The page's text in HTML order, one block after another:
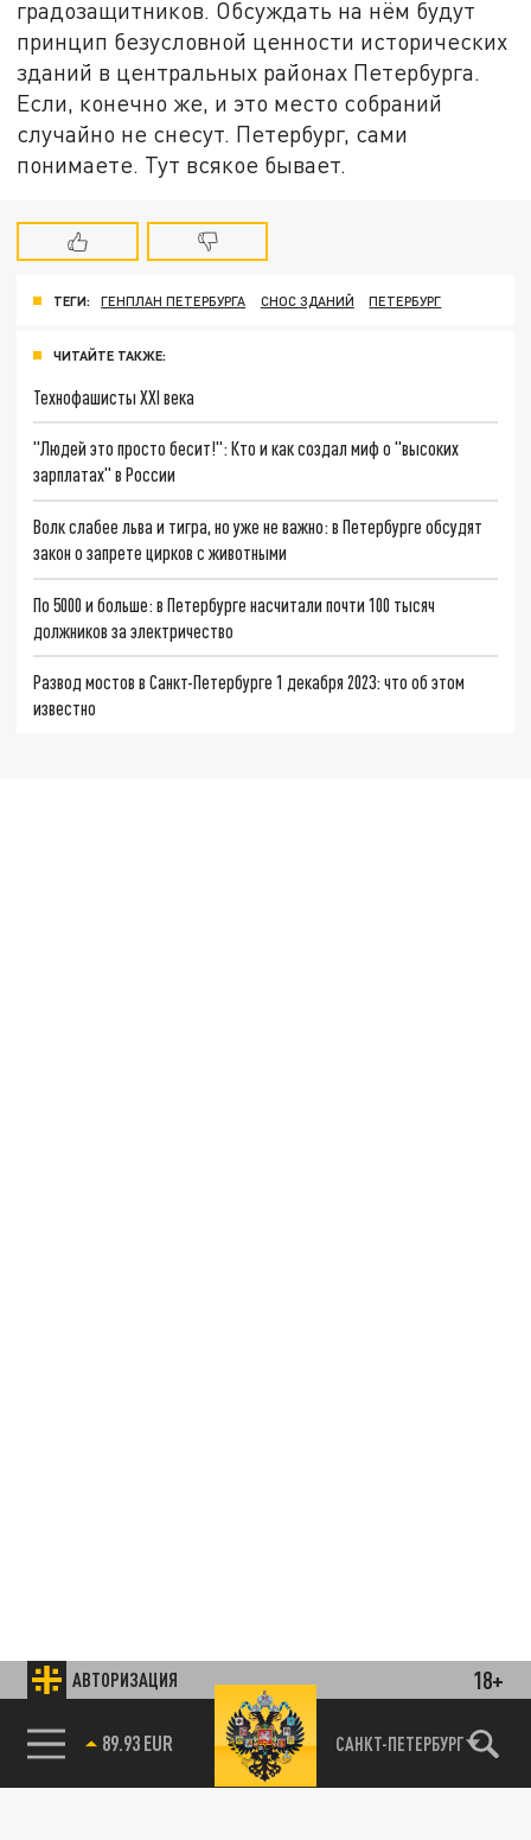
АВТОРИЗАЦИЯ 18+
89.93 EUR САНКТ-ПЕТЕРБУРГ
градозащитников. Обсуждать на нём будут
принцип безусловной ценности исторических
зданий в центральных районах Петербурга.
Если, конечно же, и это место собраний
случайно не снесут. Петербург, сами
понимаете. Тут всякое бывает.
ТЕГИ: ГЕНПЛАН ПЕТЕРБУРГА СНОС ЗДАНИЙ ПЕТЕРБУРГ
ЧИТАЙТЕ ТАКЖЕ:
Технофашисты XXI века
"Людей это просто бесит!": Кто и как создал миф о "высоких
зарплатах" в России
Волк слабее льва и тигра, но уже не важно: в Петербурге обсудят
закон о запрете цирков с животными
По 5000 и больше: в Петербурге насчитали почти 100 тысяч
должников за электричество
Развод мостов в Санкт-Петербурге 1 декабря 2023: что об этом
известно